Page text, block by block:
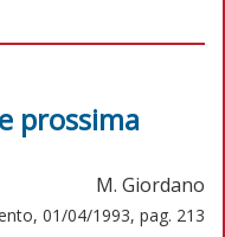
prossima
M. Giordano
01/04/1993, pag. 213